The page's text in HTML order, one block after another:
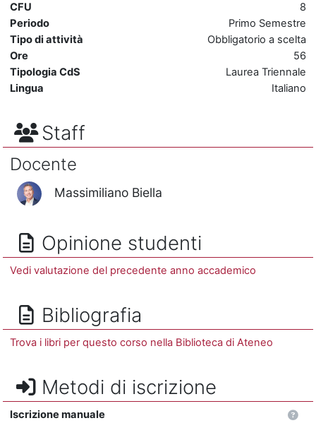
CFU
8
Periodo
Primo Semestre
Tipo di attività
Obbligatorio a scelta
Ore
56
Tipologia CdS
Laurea Triennale
Lingua
Italiano
Staff
Docente
Massimiliano Biella
Opinione studenti
Vedi valutazione del precedente anno accademico
Bibliografia
Trova i libri per questo corso nella Biblioteca di Ateneo
Metodi di iscrizione
Iscrizione manuale